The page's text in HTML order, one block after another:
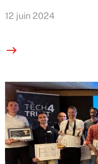
12 juin 2024